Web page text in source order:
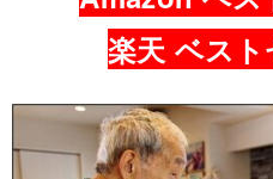
楽天 ベス